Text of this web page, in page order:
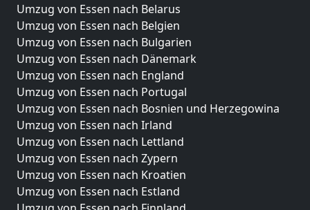
Umzug von Essen nach Belarus
Umzug von Essen nach Belgien
Umzug von Essen nach Bulgarien
Umzug von Essen nach Dänemark
Umzug von Essen nach England
Umzug von Essen nach Portugal
Umzug von Essen nach Bosnien und Herzegowina
Umzug von Essen nach Irland
Umzug von Essen nach Lettland
Umzug von Essen nach Zypern
Umzug von Essen nach Kroatien
Umzug von Essen nach Estland